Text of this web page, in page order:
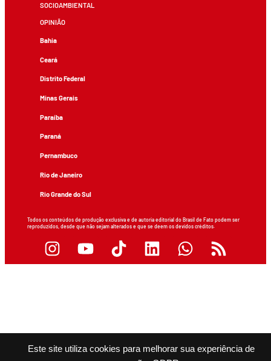
Este site utiliza cookies para melhorar sua experiência de
SOCIOAMBIENTAL
OPINIÃO
Bahia
Ceará
Distrito Federal
Minas Gerais
Paraíba
Paraná
Pernambuco
Rio de Janeiro
Rio Grande do Sul
Todos os conteúdos de produção exclusiva e de autoria editorial do Brasil de Fato podem ser
reproduzidos, desde que não sejam alterados e que se deem os devidos créditos.